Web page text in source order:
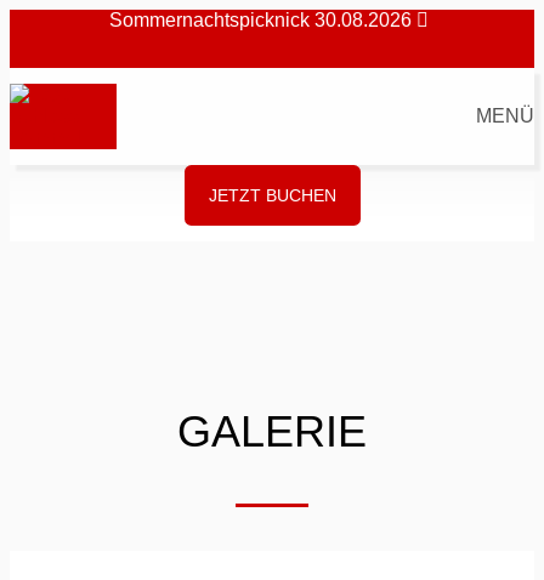
Sommernachtspicknick 30.08.2026
MENÜ
JETZT BUCHEN
GALERIE